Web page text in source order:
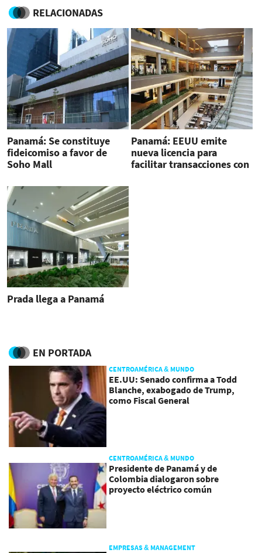
RELACIONADAS
Panamá: Se constituye
fideicomiso a favor de
Soho Mall
Panamá: EEUU emite
nueva licencia para
facilitar transacciones con
Prada llega a Panamá
EN PORTADA
CENTROAMÉRICA & MUNDO
EE.UU: Senado confirma a Todd
Blanche, exabogado de Trump,
como Fiscal General
CENTROAMÉRICA & MUNDO
Presidente de Panamá y de
Colombia dialogaron sobre
proyecto eléctrico común
EMPRESAS & MANAGEMENT